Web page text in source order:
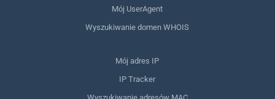
Mój UserAgent
Wyszukiwanie domen WHOIS
Mój adres IP
IP Tracker